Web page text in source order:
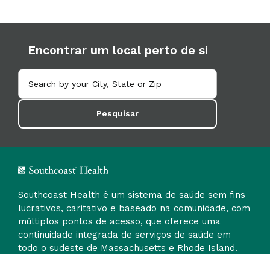
Encontrar um local perto de si
Pesquisar
Southcoast Health é um sistema de saúde sem fins
lucrativos, caritativo e baseado na comunidade, com
múltiplos pontos de acesso, que oferece uma
continuidade integrada de serviços de saúde em
todo o sudeste de Massachusetts e Rhode Island.